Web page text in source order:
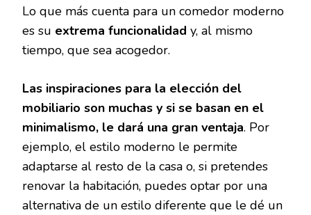
Lo que más cuenta para un comedor moderno
es su extrema funcionalidad y, al mismo
tiempo, que sea acogedor.
Las inspiraciones para la elección del
mobiliario son muchas y si se basan en el
minimalismo, le dará una gran ventaja. Por
ejemplo, el estilo moderno le permite
adaptarse al resto de la casa o, si pretendes
renovar la habitación, puedes optar por una
alternativa de un estilo diferente que le dé un